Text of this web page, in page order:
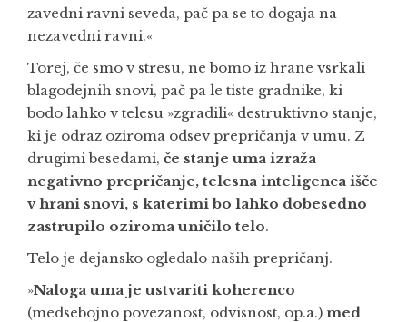
zavedni ravni seveda, pač pa se to dogaja na
nezavedni ravni.«
Torej, če smo v stresu, ne bomo iz hrane vsrkali
blagodejnih snovi, pač pa le tiste gradnike, ki
bodo lahko v telesu »zgradili« destruktivno stanje,
ki je odraz oziroma odsev prepričanja v umu. Z
drugimi besedami, če stanje uma izraža
negativno prepričanje, telesna inteligenca išče
v hrani snovi, s katerimi bo lahko dobesedno
zastrupilo oziroma uničilo telo.
Telo je dejansko ogledalo naših prepričanj.
»Naloga uma je ustvariti koherenco
(medsebojno povezanost, odvisnost, op.a.) med